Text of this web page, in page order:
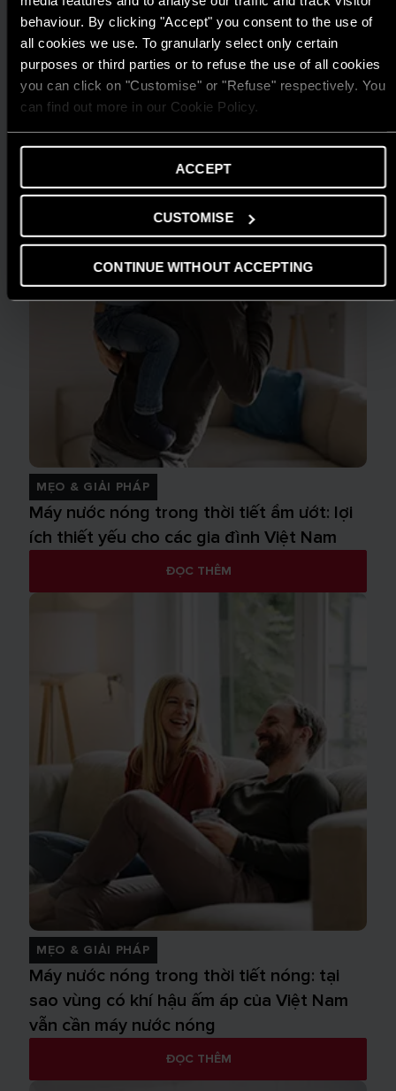
behaviour. By clicking "Accept" you consent to the use of
all cookies we use. To granularly select only certain
purposes or third parties or to refuse the use of all cookies
you can click on "Customise" or "Refuse" respectively. You
can find out more in our Cookie Policy.
ACCEPT
CUSTOMISE
CONTINUE WITHOUT ACCEPTING
ARISTON THIẾT LẬP CHUẨN MỰC MỚI
CHO GIẢI PHÁP NƯỚC NÓNG TẠI GIẢI
THƯỞNG HIỆU QUẢ NĂNG LƯỢNG 2025
ĐỌC THÊM
MẸO & GIẢI PHÁP
Máy nước nóng trong thời tiết ẩm ướt: lợi
ích thiết yếu cho các gia đình Việt Nam
ĐỌC THÊM
MẸO & GIẢI PHÁP
Máy nước nóng trong thời tiết nóng: tại
sao vùng có khí hậu ấm áp của Việt Nam
vẫn cần máy nước nóng
ĐỌC THÊM